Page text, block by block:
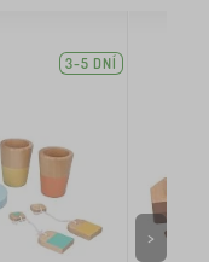
3-5 DNÍ
>